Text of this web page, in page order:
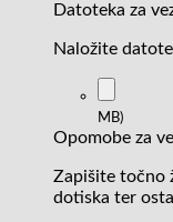
Datoteka za
Naložite
MB)
Opomobe za
Zapišite točno
dotiska ter